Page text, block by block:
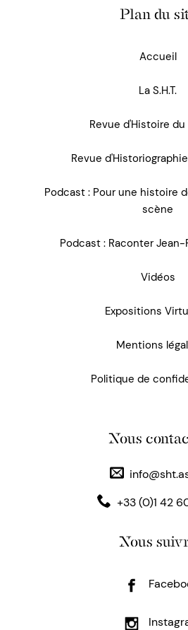
Plan du
Accueil
La S.H.T.
Revue d'Histoire du
Revue
Podcast : Pour une histoire
scène
Podcast : Raconter
Vidéos
Expositions
Mentions
Politique de
Nous
+33 (0)1 42
Nous